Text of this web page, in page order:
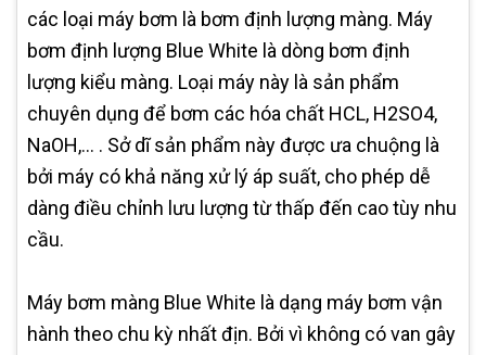
các loại máy bơm là bơm định lượng màng. Máy
bơm định lượng Blue White là dòng bơm định
lượng kiểu màng. Loại máy này là sản phẩm
chuyên dụng để bơm các hóa chất HCL, H2SO4,
NaOH,... . Sở dĩ sản phẩm này được ưa chuộng là
bởi máy có khả năng xử lý áp suất, cho phép dễ
dàng điều chỉnh lưu lượng từ thấp đến cao tùy nhu
cầu.
Máy bơm màng Blue White là dạng máy bơm vận
hành theo chu kỳ nhất địn. Bởi vì không có van gây